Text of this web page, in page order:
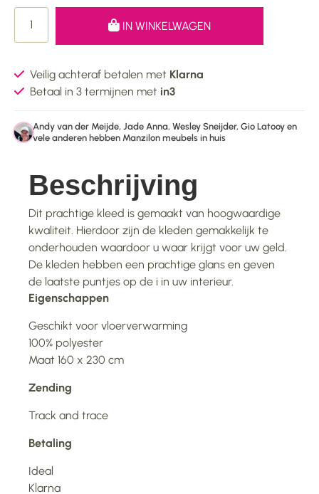
IN WINKELWAGEN
Veilig achteraf betalen met Klarna
Betaal in 3 termijnen met in3
Andy van der Meijde, Jade Anna, Wesley Sneijder, Gio Latooy en
vele anderen hebben Manzilon meubels in huis
Beschrijving
Dit prachtige kleed is gemaakt van hoogwaardige
kwaliteit. Hierdoor zijn de kleden gemakkelijk te
onderhouden waardoor u waar krijgt voor uw geld.
De kleden hebben een prachtige glans en geven
de laatste puntjes op de i in uw interieur.
Eigenschappen
Geschikt voor vloerverwarming
100% polyester
Maat 160 x 230 cm
Zending
Track and trace
Betaling
Ideal
Klarna